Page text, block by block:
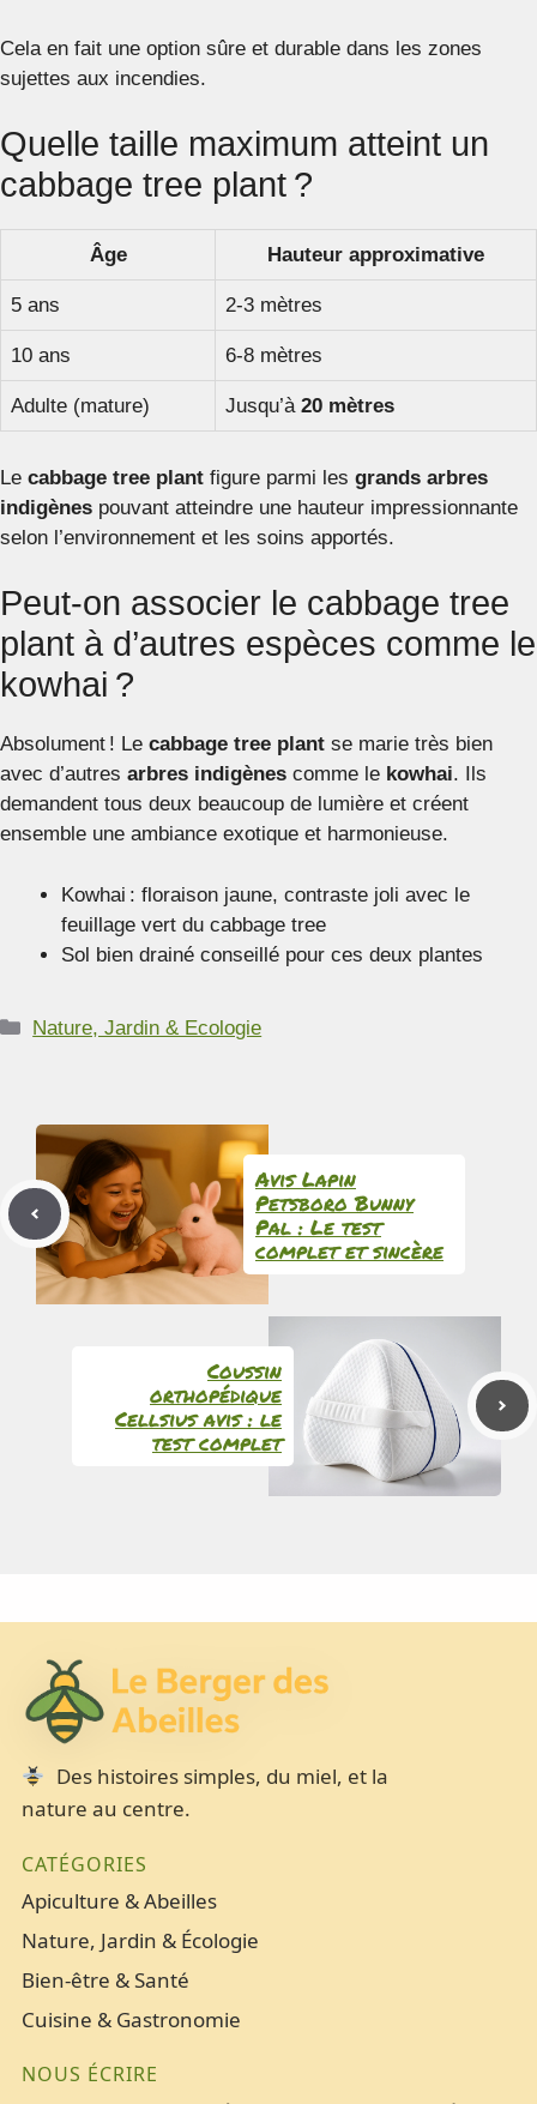
Cela en fait une option sûre et durable dans les zones
sujettes aux incendies.
Quelle taille maximum atteint un
cabbage tree plant ?
Âge Hauteur approximative
5 ans 2-3 mètres
10 ans 6-8 mètres
Adulte (mature) Jusqu’à 20 mètres
Le cabbage tree plant figure parmi les grands arbres
indigènes pouvant atteindre une hauteur impressionnante
selon l’environnement et les soins apportés.
Peut-on associer le cabbage tree
plant à d’autres espèces comme le
kowhai ?
Absolument ! Le cabbage tree plant se marie très bien
avec d’autres arbres indigènes comme le kowhai. Ils
demandent tous deux beaucoup de lumière et créent
ensemble une ambiance exotique et harmonieuse.
Kowhai : floraison jaune, contraste joli avec le
feuillage vert du cabbage tree
Sol bien drainé conseillé pour ces deux plantes
Catégories
Nature, Jardin & Ecologie
Avis Lapin
Petsboro Bunny
Pal : Le test
complet et sincère
Coussin
orthopédique
Cellsius avis : le
test complet
Des histoires simples, du miel, et la
nature au centre.
CATÉGORIES
Apiculture & Abeilles
Nature, Jardin & Écologie
Bien-être & Santé
Cuisine & Gastronomie
NOUS ÉCRIRE